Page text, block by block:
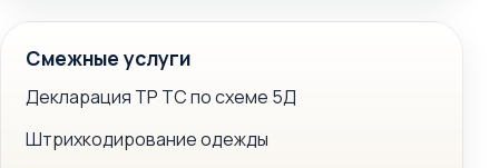
Смежные услуги
Декларация ТР ТС по схеме 5Д
Штрихкодирование одежды